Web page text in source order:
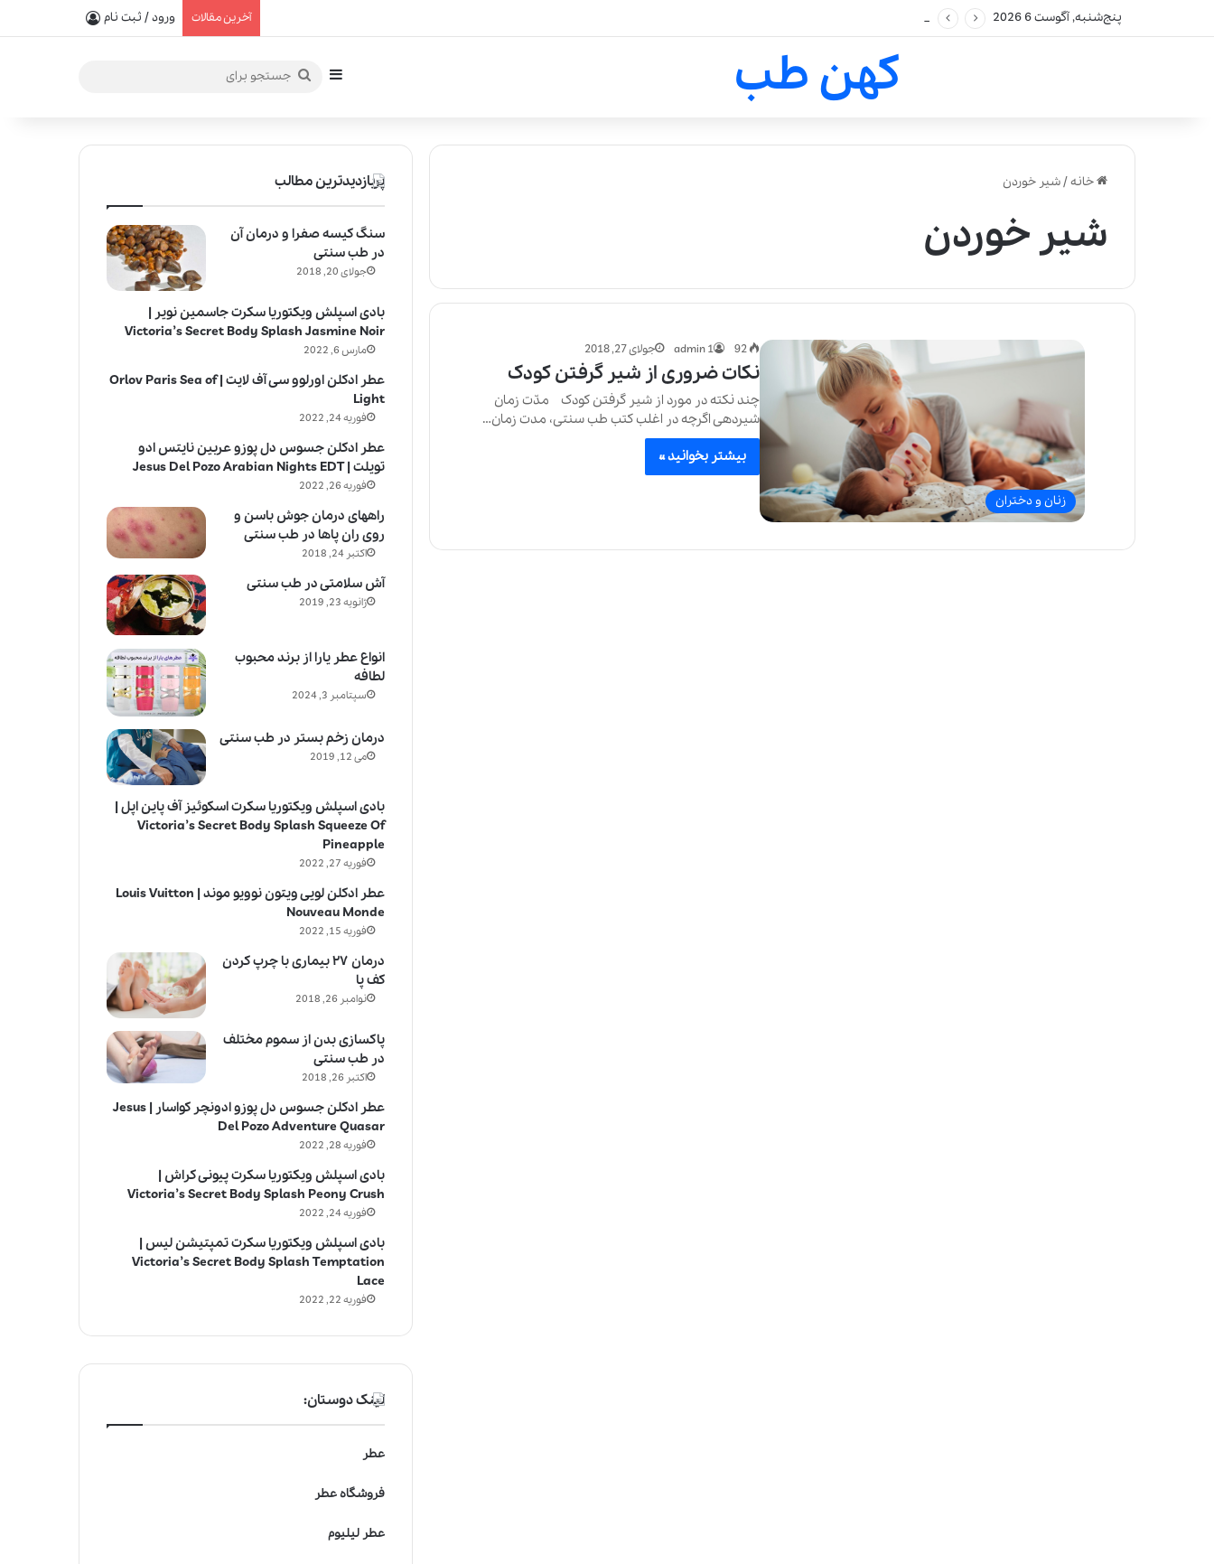
پنج‌شنبه, آگوست 6 2026 آخرین مقالات ورود / ثبت نام
کهن طب سایدبارجستجو
خانه/شیر خوردن
شیر خوردن
زنان و دختران
admin 1 جولای 27, 2018
نکات ضروری از شیر گرفتن کودک
چند نكته در مورد از شير گرفتن كودک مدّت زمان
شیردهی اگرچه در اغلب کتب طب سنتی، مدت زمان…
بیشتر بخوانید »
پربازدیدترین مطالب
سنگ کیسه صفرا و درمان آن
در طب سنتی
جولای 20, 2018
بادی اسپلش ویکتوریا سکرت جاسمین نویر |
Victoria’s Secret Body Splash Jasmine Noir
مارس 6, 2022
عطر ادکلن اورلوو سی آف لایت | Orlov Paris Sea of
Light
فوریه 24, 2022
عطر ادکلن جسوس دل پوزو عربین نایتس ادو
تویلت | Jesus Del Pozo Arabian Nights EDT
فوریه 26, 2022
راههای درمان جوش باسن و
روی ران پاها در طب سنتی
اکتبر 24, 2018
آش سلامتی در طب سنتی
ژانویه 23, 2019
انواع عطر یارا از برند محبوب
لطافه
سپتامبر 3, 2024
درمان زخم بستر در طب سنتی
می 12, 2019
بادی اسپلش ویکتوریا سکرت اسکوئیز آف پاین اپل |
Victoria’s Secret Body Splash Squeeze Of
Pineapple
فوریه 27, 2022
عطر ادکلن لویی ویتون نوویو موند | Louis Vuitton
Nouveau Monde
فوریه 15, 2022
درمان ۲۷ بیماری با چرپ کردن
کف پا
نوامبر 26, 2018
پاکسازی بدن از سموم مختلف
در طب سنتی
اکتبر 26, 2018
عطر ادکلن جسوس دل پوزو ادونچر کواسار | Jesus
Del Pozo Adventure Quasar
فوریه 28, 2022
بادی اسپلش ویکتوریا سکرت پیونی کراش |
Victoria’s Secret Body Splash Peony Crush
فوریه 24, 2022
بادی اسپلش ویکتوریا سکرت تمپتیشن لیس |
Victoria’s Secret Body Splash Temptation
Lace
فوریه 22, 2022
لینک دوستان:
عطر
فروشگاه عطر
عطر لیلیوم